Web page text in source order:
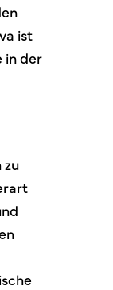
ist
in der
zu